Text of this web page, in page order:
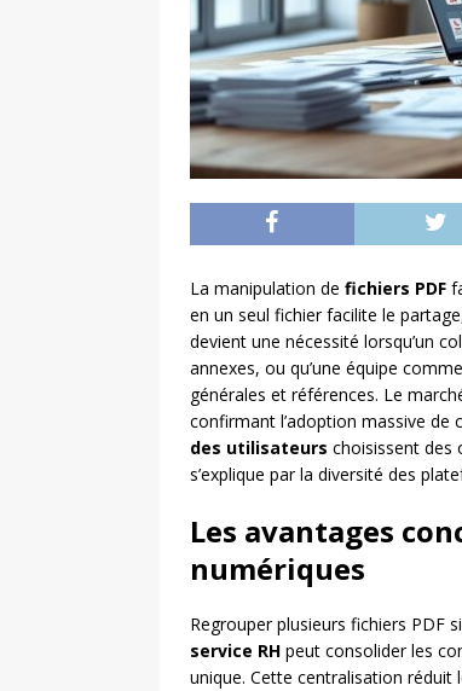
La manipulation de fichiers PDF
en un seul fichier facilite le
devient une nécessité lorsqu’un
annexes, ou qu’une équipe
générales et références. Le
confirmant l’adoption massive de
des utilisateurs choisissent des
s’explique par la diversité des
Les avantages
numériques
Regrouper plusieurs fichiers PDF
service RH peut consolider les
unique. Cette centralisation réduit